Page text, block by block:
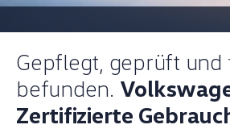
Gepflegt, geprüft und
befunden.
Zertifizierte